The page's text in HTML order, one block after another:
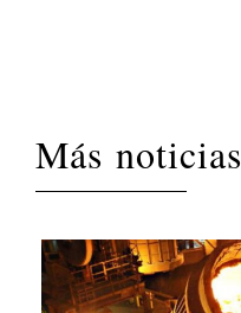
Más noticias